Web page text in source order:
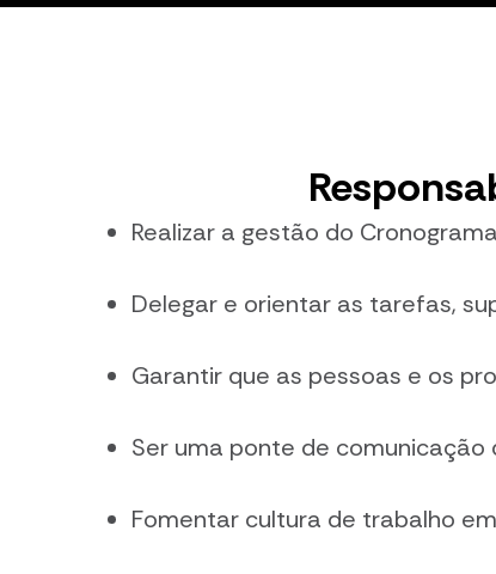
Realizar a gestão do
Delegar e orientar as tarefas,
Garantir que as pessoas e os
Ser uma ponte de
Fomentar cultura de trabalho